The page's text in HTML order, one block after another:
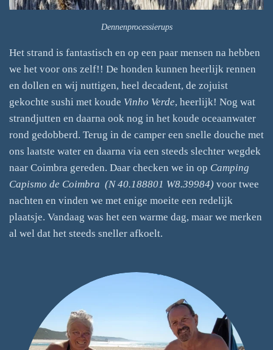
Dennenprocessierups
Het strand is fantastisch en op een paar mensen na hebben
we het voor ons zelf!! De honden kunnen heerlijk rennen
en dollen en wij nuttigen, heel decadent, de zojuist
gekochte sushi met koude Vinho Verde, heerlijk! Nog wat
strandjutten en daarna ook nog in het koude oceaanwater
rond gedobberd. Terug in de camper een snelle douche met
ons laatste water en daarna via een steeds slechter wegdek
naar Coimbra gereden. Daar checken we in op Camping
Capismo de Coimbra (N 40.188801 W8.39984) voor twee
nachten en vinden we met enige moeite een redelijk
plaatsje. Vandaag was het een warme dag, maar we merken
al wel dat het steeds sneller afkoelt.